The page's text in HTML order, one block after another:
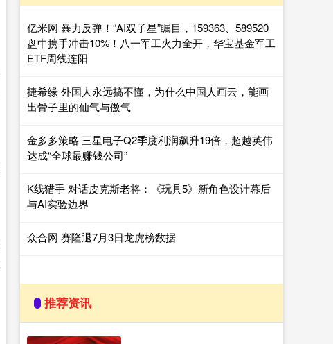
亿米网 暴力反弹！“AI双子星”瞩目，159363、589520
盘中携手冲击10%！八一军工火力全开，华宝基金军工
ETF周线连阳
捷希缘 外国人永远搞不懂，为什么中国人画云，能画
出骨子里的仙气与傲气
金多多策略 三星电子Q2季度利润飙升19倍，超越英伟
达成“全球最赚钱公司”
K线猎手 对话皮克斯老将：《玩具5》新角色设计幕后
与AI实验边界
众合网 赛隆退7月3日龙虎榜数据
推荐资讯